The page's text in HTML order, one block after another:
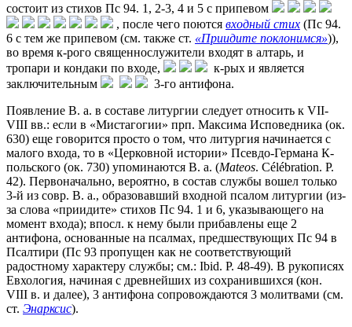
состоит из стихов Пс 94. 1, 2-3, 4 и 5 с припевом
, после чего поются входный стих (Пс 94.
6 с тем же припевом (см. также ст. «Приидите поклонимся»)),
во время к-рого священнослужители входят в алтарь, и
тропари и кондаки по входе,
к-рых и является
заключительным
3-го антифона.
Появление В. а. в составе литургии следует относить к VII-
VIII вв.: если в «Мистагогии» прп. Максима Исповедника (ок.
630) еще говорится просто о том, что литургия начинается с
малого входа, то в «Церковной истории» Псевдо-Германа К-
польского (ок. 730) упоминаются В. а. (Mateos. Célébration. P.
42). Первоначально, вероятно, в состав службы вошел только
3-й из совр. В. а., образовавший входной псалом литургии (из-
за слова «приидите» стихов Пс 94. 1 и 6, указывающего на
момент входа); впосл. к нему были прибавлены еще 2
антифона, основанные на псалмах, предшествующих Пс 94 в
Псалтири (Пс 93 пропущен как не соответствующий
радостному характеру службы; см.: Ibid. P. 48-49). В рукописях
Евхология, начиная с древнейших из сохранившихся (кон.
VIII в. и далее), 3 антифона сопровождаются 3 молитвами (см.
ст. Энарксис).